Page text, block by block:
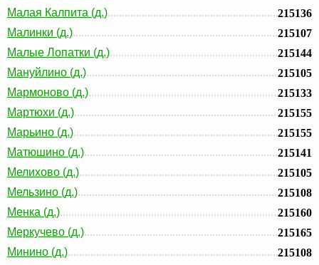
Малая Калпита (д.)
215136
Малинки (д.)
215107
Малые Лопатки (д.)
215144
Мануйлино (д.)
215105
Мармоново (д.)
215133
Мартюхи (д.)
215155
Марьино (д.)
215155
Матюшино (д.)
215141
Мелихово (д.)
215105
Мельзино (д.)
215108
Менка (д.)
215160
Меркучево (д.)
215165
Минино (д.)
215108